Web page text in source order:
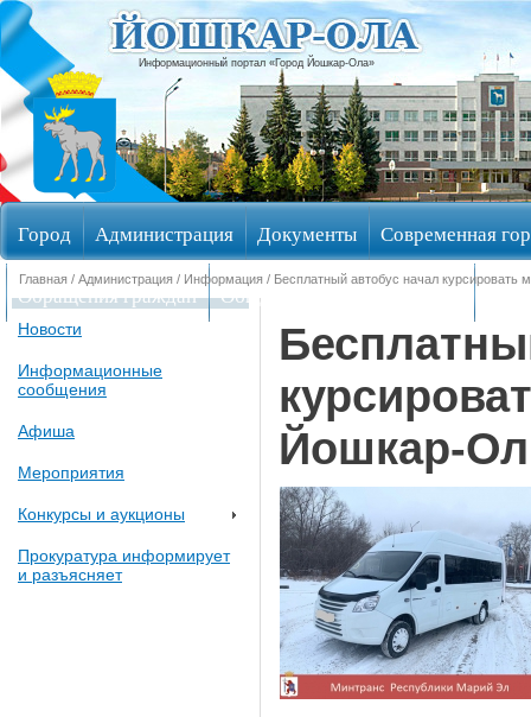
Информационный портал «Город Йошкар-Ола»
Город Администрация Документы Современная
Обращения граждан Общественные обсуждения
Главная / Администрация / Информация / Бесплатный автобус начал
Новости
Информационные
сообщения
Афиша
Мероприятия
Конкурсы и аукционы
Прокуратура информирует
и разъясняет
Йошкар-